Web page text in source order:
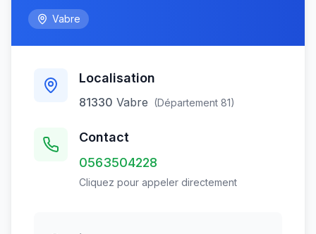
Vabre
Localisation
81330 Vabre (Département 81)
Contact
0563504228
Cliquez pour appeler directement